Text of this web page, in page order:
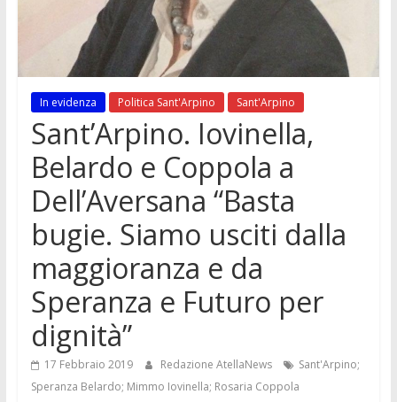
In evidenza Politica Sant'Arpino Sant'Arpino
Sant’Arpino. Iovinella,
Belardo e Coppola a
Dell’Aversana “Basta
bugie. Siamo usciti dalla
maggioranza e da
Speranza e Futuro per
dignità”
17 Febbraio 2019 Redazione AtellaNews
Sant'Arpino;
Speranza Belardo; Mimmo Iovinella; Rosaria Coppola